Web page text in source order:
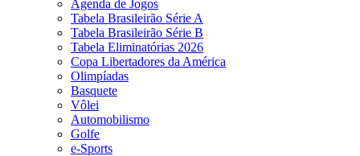
Agenda de Jogos
Tabela Brasileirão Série A
Tabela Brasileirão Série B
Tabela Eliminatórias 2026
Copa Libertadores da América
Olimpíadas
Basquete
Vôlei
Automobilismo
Golfe
e-Sports